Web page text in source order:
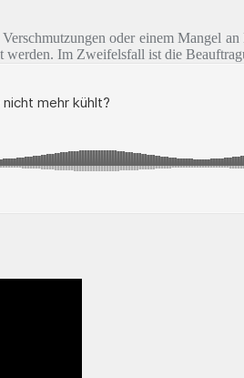
oder einem Mangel
Im Zweifelsfall ist die